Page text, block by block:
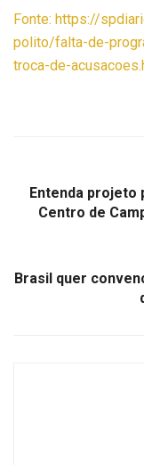
Fonte: https://
polito/falta-de-
troca-de-
Entenda projeto
Centro de
Brasil quer